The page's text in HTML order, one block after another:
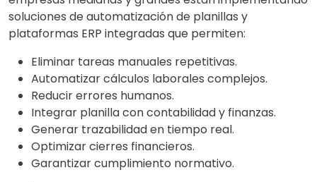
soluciones de automatización de planillas y
plataformas ERP integradas que permiten:
Eliminar tareas manuales repetitivas.
Automatizar cálculos laborales complejos.
Reducir errores humanos.
Integrar planilla con contabilidad y finanzas.
Generar trazabilidad en tiempo real.
Optimizar cierres financieros.
Garantizar cumplimiento normativo.